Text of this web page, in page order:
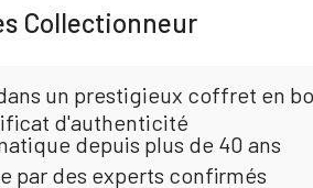
Collectionneur
un prestigieux coffret en
d'authenticité
depuis plus de 40 ans
par des experts confirmés